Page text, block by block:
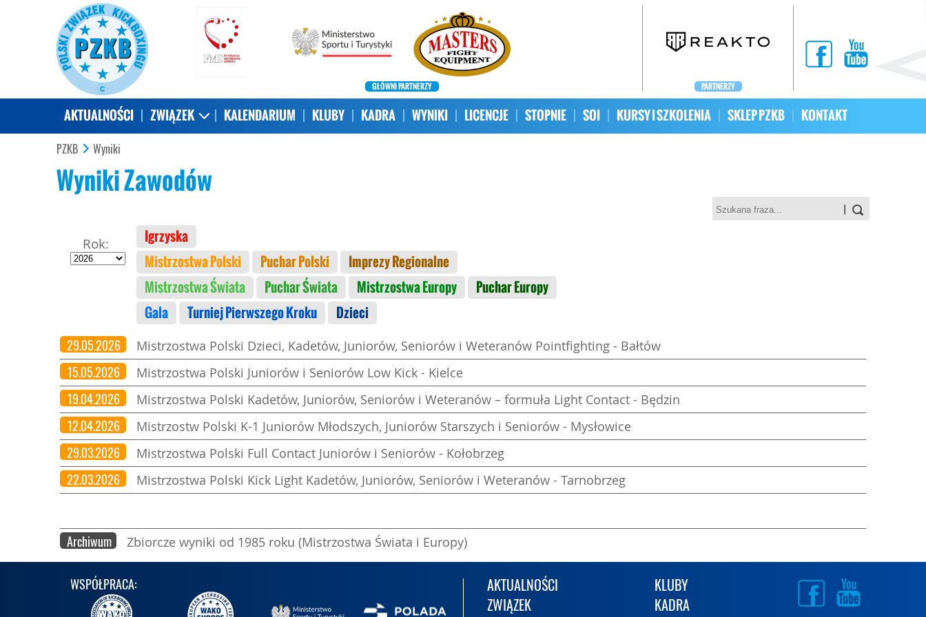
GŁÓWNI PARTNERZY PARTNERZY
AKTUALNOŚCI ZWIĄZEK KALENDARIUM KLUBY KADRA WYNIKI LICENCJE STOPNIE SOI KURSY I SZKOLENIA SKLEP PZKB KONTAKT
PZKB Wyniki
Wyniki Zawodów
Rok:
Igrzyska
Mistrzostwa Polski
Puchar Polski
Imprezy Regionalne
Mistrzostwa Świata
Puchar Świata Mistrzostwa Europy
Puchar Europy
Gala
Turniej Pierwszego Kroku Dzieci
29.05.2026 Mistrzostwa Polski Dzieci, Kadetów, Juniorów, Seniorów i Weteranów Pointfighting - Bałtów
15.05.2026 Mistrzostwa Polski Juniorów i Seniorów Low Kick - Kielce
19.04.2026 Mistrzostwa Polski Kadetów, Juniorów, Seniorów i Weteranów – formuła Light Contact - Będzin
12.04.2026 Mistrzostw Polski K-1 Juniorów Młodszych, Juniorów Starszych i Seniorów - Mysłowice
29.03.2026 Mistrzostwa Polski Full Contact Juniorów i Seniorów - Kołobrzeg
22.03.2026 Mistrzostwa Polski Kick Light Kadetów, Juniorów, Seniorów i Weteranów - Tarnobrzeg
Archiwum Zbiorcze wyniki od 1985 roku (Mistrzostwa Świata i Europy)
WSPÓŁPRACA:
AKTUALNOŚCI
ZWIĄZEK
KLUBY
KADRA